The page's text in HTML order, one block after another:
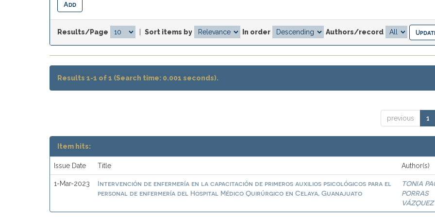
Results/Page Sort items by In order Authors/record
Results 1-1 of 1 (Search time: 0.001 seconds).
previous 1
Item hits:
Issue Date Title Author(s)
1-Mar-2023
Intervención de enfermería en la capacitación de primeros auxilios psicológicos para el
personal de enfermería del Hospital Médico Quirúrgico en Celaya, Guanajuato
TONIA
PORRAS
VÁZQUEZ